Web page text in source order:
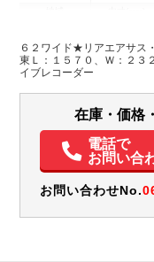
神奈川県
W:2,410
H:2,400
パワステ パワ
集中ドアロック
電動格納ミ
メンテナンスノート（保証書）
６２ワイド★リアエアサス
東Ｌ：１５７０、Ｗ：２３
イブレコーダー
在庫・価格
電話で
お問い合
お問い合わせNo.